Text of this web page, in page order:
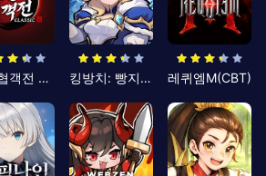
조선협객전 클래식 킹방치: 빵지의 제왕 레퀴엠M(CBT)